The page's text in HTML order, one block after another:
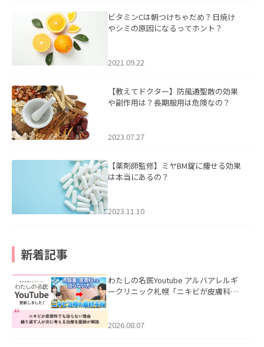
ビタミンCは朝つけちゃだめ？日焼け
やシミの原因になるってホント？
2021.09.22
【教えてドクター】防風通聖散の効果
や副作用は？長期服用は危険なの？
2023.07.27
【薬剤師監修】ミヤBM錠に痩せる効果
は本当にあるの？
2023.11.10
新着記事
わたしの名医Youtube アルバアレルギ
ークリニック札幌「ニキビが皮膚科で
ました。
2026.08.07